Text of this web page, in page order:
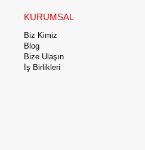
KURUMSAL
Biz Kimiz
Blog
Bize Ulaşın
İş Birlikleri